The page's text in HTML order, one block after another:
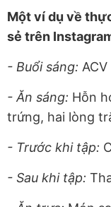
Một ví dụ về
sẻ trên
- Buổi sáng:
- Ăn sáng: Hỗn
trứng, hai lòng
- Trước khi tập:
- Sau khi tập: